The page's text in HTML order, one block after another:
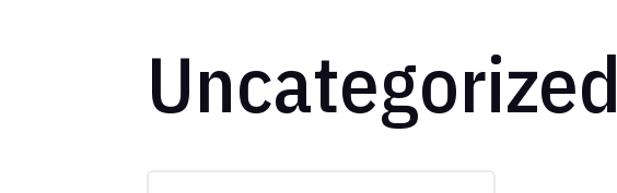
Uncategorized